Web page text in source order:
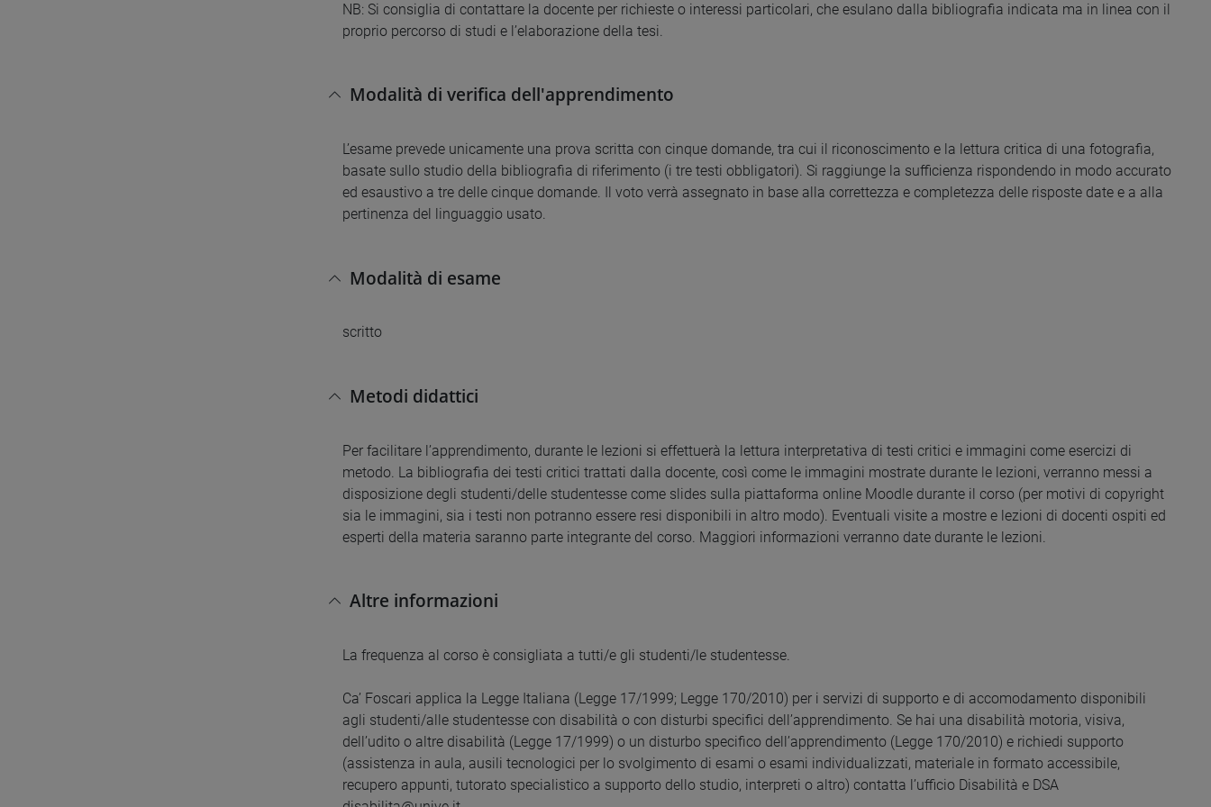
NB: Si consiglia di contattare la docente per richieste o interessi particolari, che esulano dalla bibliografia indicata ma in linea con il
proprio percorso di studi e l’elaborazione della tesi.
Modalità di verifica dell'apprendimento
L’esame prevede unicamente una prova scritta con cinque domande, tra cui il riconoscimento e la lettura critica di una fotografia,
basate sullo studio della bibliografia di riferimento (i tre testi obbligatori). Si raggiunge la sufficienza rispondendo in modo accurato
ed esaustivo a tre delle cinque domande. Il voto verrà assegnato in base alla correttezza e completezza delle risposte date e a alla
pertinenza del linguaggio usato.
Modalità di esame
scritto
Metodi didattici
Per facilitare l’apprendimento, durante le lezioni si effettuerà la lettura interpretativa di testi critici e immagini come esercizi di
metodo. La bibliografia dei testi critici trattati dalla docente, così come le immagini mostrate durante le lezioni, verranno messi a
disposizione degli studenti/delle studentesse come slides sulla piattaforma online Moodle durante il corso (per motivi di copyright
sia le immagini, sia i testi non potranno essere resi disponibili in altro modo). Eventuali visite a mostre e lezioni di docenti ospiti ed
esperti della materia saranno parte integrante del corso. Maggiori informazioni verranno date durante le lezioni.
Altre informazioni
La frequenza al corso è consigliata a tutti/e gli studenti/le studentesse.
Ca’ Foscari applica la Legge Italiana (Legge 17/1999; Legge 170/2010) per i servizi di supporto e di accomodamento disponibili
agli studenti/alle studentesse con disabilità o con disturbi specifici dell’apprendimento. Se hai una disabilità motoria, visiva,
dell’udito o altre disabilità (Legge 17/1999) o un disturbo specifico dell’apprendimento (Legge 170/2010) e richiedi supporto
(assistenza in aula, ausili tecnologici per lo svolgimento di esami o esami individualizzati, materiale in formato accessibile,
recupero appunti, tutorato specialistico a supporto dello studio, interpreti o altro) contatta l’ufficio Disabilità e DSA